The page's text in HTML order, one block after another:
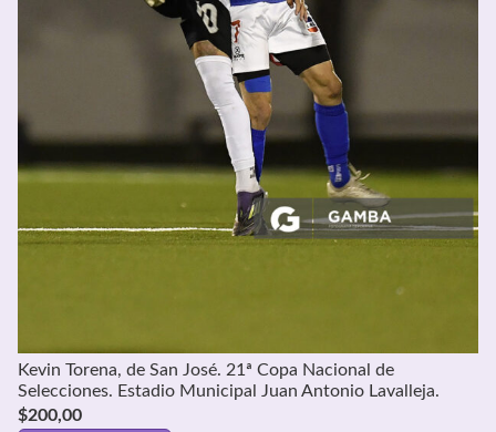
Kevin Torena, de San José. 21ª Copa Nacional de
Selecciones. Estadio Municipal Juan Antonio Lavalleja.
$200,00